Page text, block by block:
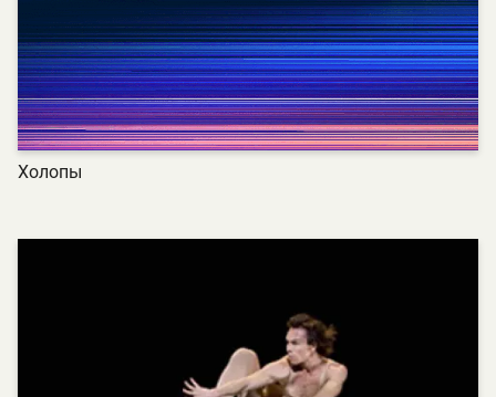
Холопы